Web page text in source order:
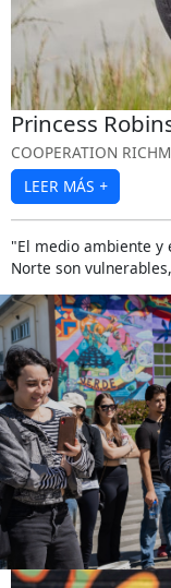
Princess
COOPERATION
LEER MÁS +
"El medio ambiente y
Norte son